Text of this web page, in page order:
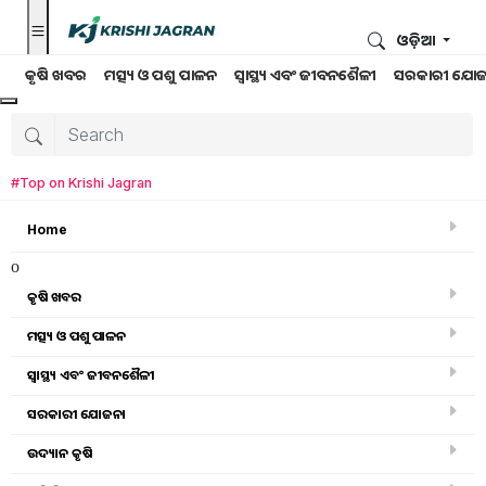
କୃଷି ଖବର ମତ୍ସ୍ୟ ଓ ପଶୁ ପାଳନ ସ୍ୱାସ୍ଥ୍ୟ ଏବଂ ଜୀବନଶୈଳୀ ସରକାରୀ
ଓଡ଼ିଆ
#Top on Krishi Jagran
Home
o
କୃଷି ଖବର
ମତ୍ସ୍ୟ ଓ ପଶୁ ପାଳନ
ସ୍ୱାସ୍ଥ୍ୟ ଏବଂ ଜୀବନଶୈଳୀ
ସରକାରୀ ଯୋଜନା
ଉଦ୍ୟାନ କୃଷି
କୃଷି ଖବର